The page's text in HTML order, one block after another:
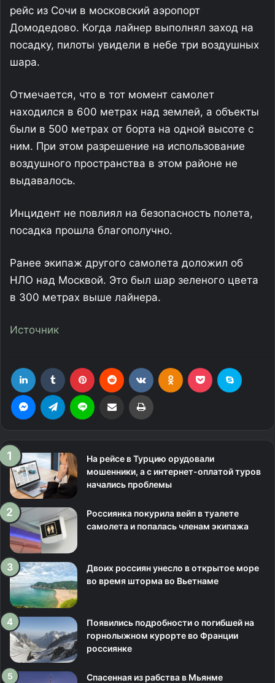
рейс из Сочи в московский аэропорт
Домодедово. Когда лайнер выполнял заход на
посадку, пилоты увидели в небе три воздушных
шара.
Отмечается, что в тот момент самолет
находился в 600 метрах над землей, а объекты
были в 500 метрах от борта на одной высоте с
ним. При этом разрешение на использование
воздушного пространства в этом районе не
выдавалось.
Инцидент не повлиял на безопасность полета,
посадка прошла благополучно.
Ранее экипаж другого самолета доложил об
НЛО над Москвой. Это был шар зеленого цвета
в 300 метрах выше лайнера.
Источник
На рейсе в Турцию орудовали
мошенники, а с интернет-оплатой туров
начались проблемы
Россиянка покурила вейп в туалете
самолета и попалась членам экипажа
Двоих россиян унесло в открытое море
во время шторма во Вьетнаме
Появились подробности о погибшей на
горнолыжном курорте во Франции
россиянке
Спасенная из рабства в Мьянме